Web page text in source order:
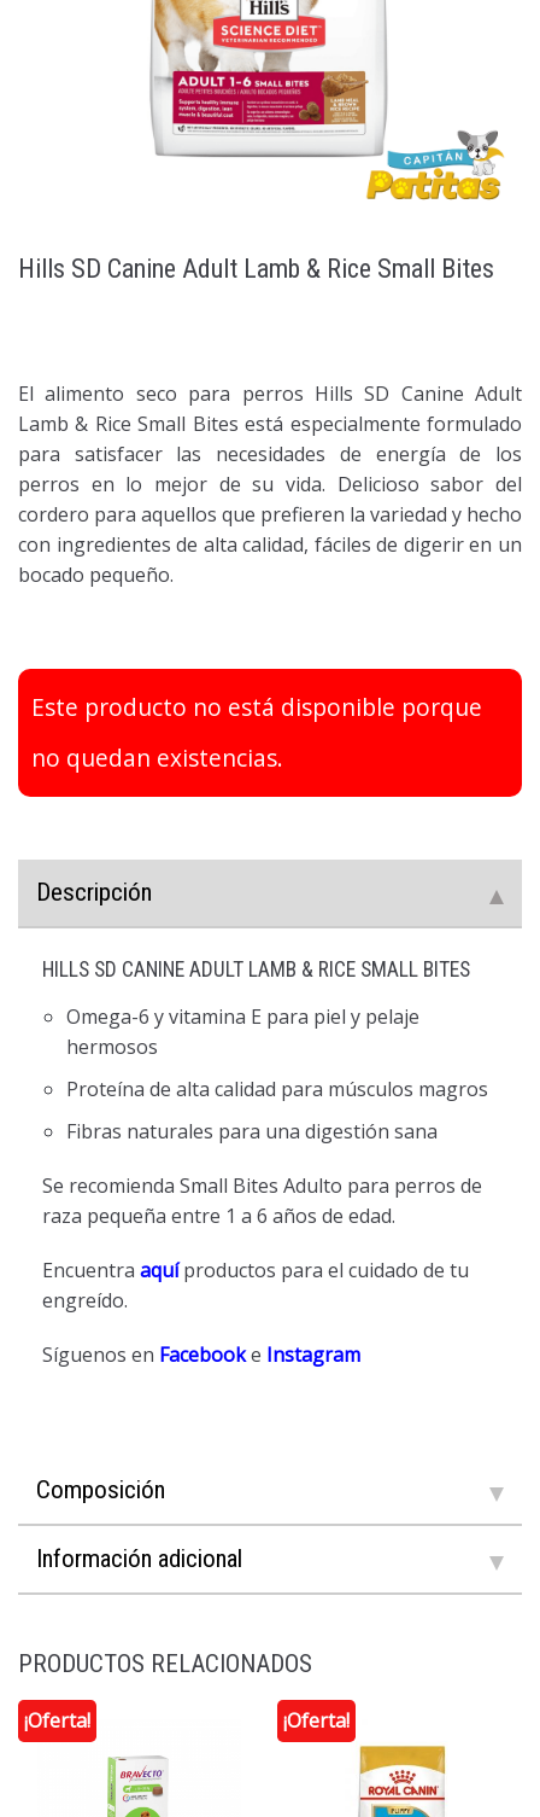
Hills SD Canine Adult Lamb & Rice Small Bites
El alimento seco para perros Hills SD Canine Adult
Lamb & Rice Small Bites está especialmente formulado
para satisfacer las necesidades de energía de los
perros en lo mejor de su vida. Delicioso sabor del
cordero para aquellos que prefieren la variedad y hecho
con ingredientes de alta calidad, fáciles de digerir en un
bocado pequeño.
Este producto no está disponible porque
no quedan existencias.
Descripción
HILLS SD CANINE ADULT LAMB & RICE SMALL BITES
Omega-6 y vitamina E para piel y pelaje
hermosos
Proteína de alta calidad para músculos magros
Fibras naturales para una digestión sana
Se recomienda Small Bites Adulto para perros de
raza pequeña entre 1 a 6 años de edad.
Encuentra aquíproductos para el cuidado de tu
engreído.
Síguenos en Facebooke Instagram
Composición
Información adicional
PRODUCTOS RELACIONADOS
¡Oferta! ¡Oferta!